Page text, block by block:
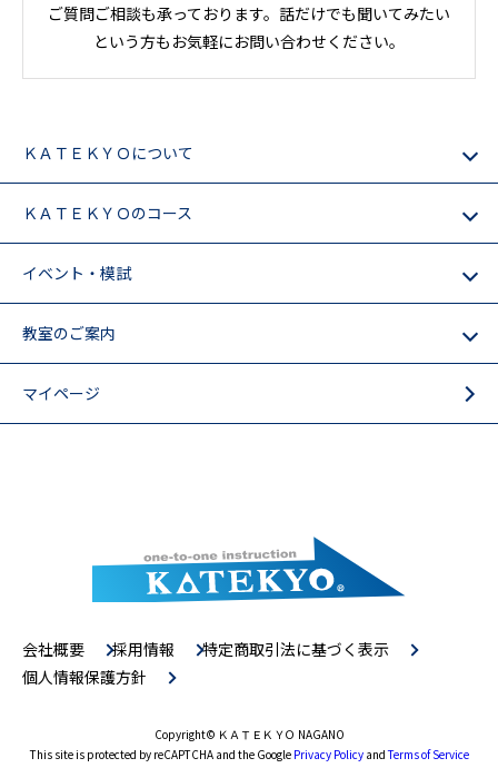
ご質問ご相談も承っております。話だけでも聞いてみたい
という方もお気軽にお問い合わせください。
ＫＡＴＥＫＹＯについて
ＫＡＴＥＫＹＯのコース
イベント・模試
教室のご案内
マイページ
会社概要 採用情報
特定商取引法に基づく表示
個人情報保護方針
Copyright© ＫＡＴＥＫＹＯ NAGANO
This site is protected by reCAPTCHA and the Google Privacy PolicyandTerms of Service